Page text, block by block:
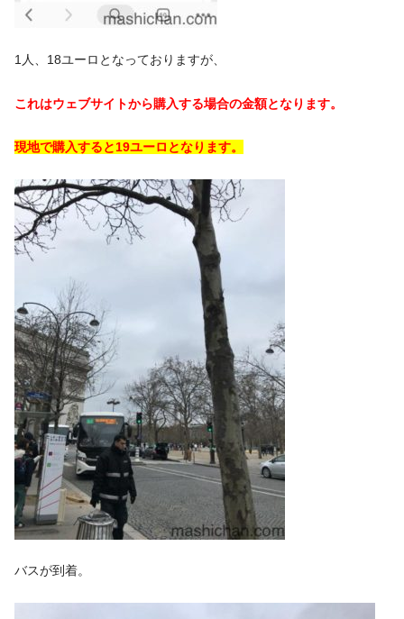
1人、18ユーロとなっておりますが、
これはウェブサイトから購入する場合の金額となります。
現地で購入すると19ユーロとなります。
バスが到着。